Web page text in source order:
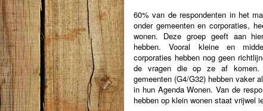
60% van de respondenten in het
onder gemeenten en corporaties,
wonen. Deze groep geeft aan
hebben. Vooral kleine en
corporaties hebben nog geen
de vragen die op ze af komen.
gemeenten (G4/G32) hebben vaker
in hun Agenda Wonen. Van de
hebben op klein wonen staat vrijwel